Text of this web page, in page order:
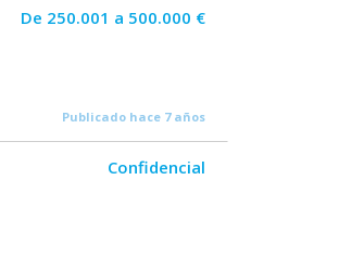
De 250.001 a 500.000 €
Publicado hace 7 años
Confidencial